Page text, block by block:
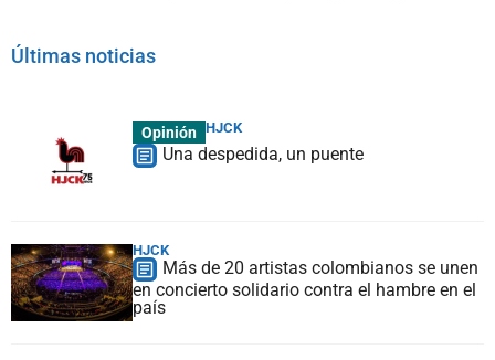
Últimas noticias
Opinión HJCK
Una despedida, un puente
HJCK
Más de 20 artistas colombianos se unen
en concierto solidario contra el hambre en el
país